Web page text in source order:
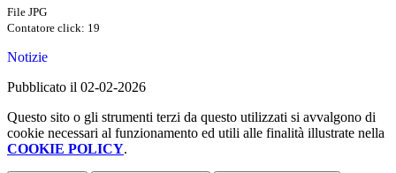
File JPG
Contatore click: 19
Notizie
Pubblicato il 02-02-2026
Questo sito o gli strumenti terzi da questo utilizzati si avvalgono di
cookie necessari al funzionamento ed utili alle finalità illustrate nella
COOKIE POLICY.